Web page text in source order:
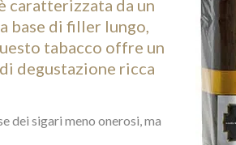
caratterizzata da un
base di filler lungo,
tabacco offre un
degustazione ricca
dei sigari meno onerosi, ma